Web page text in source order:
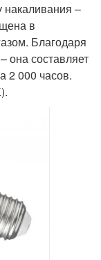
–
в
Благодаря
она составляет
2 000 часов.